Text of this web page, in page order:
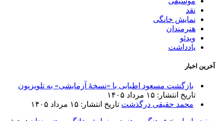
نقد
نمایش خانگی
هنرمندان
ویدئو
یادداشت
آخرین اخبار
بازگشت مسعود اطیابی با «نسخهٔ آزمایشی» به تلویزیون
تاریخ انتشار: ۱۵ مرداد ۱۴۰۵
محمد حقیقی درگذشت تاریخ انتشار: ۱۵ مرداد ۱۴۰۵